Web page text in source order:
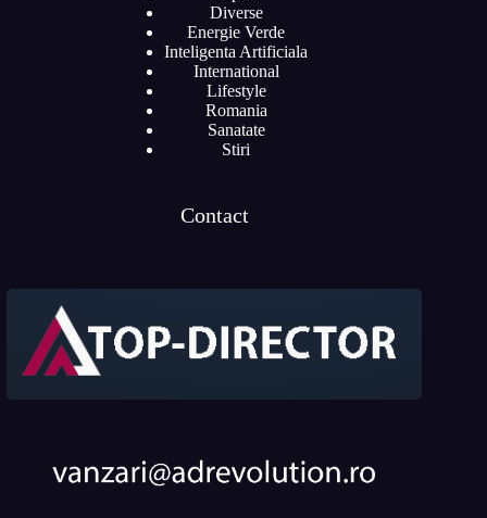
Diverse
Energie Verde
Inteligenta Artificiala
International
Lifestyle
Romania
Sanatate
Stiri
Contact